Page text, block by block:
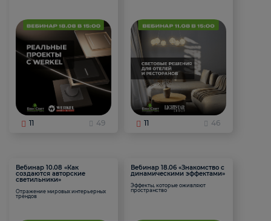
11 49 11 46
Вебинар 10.08 «Как
создаются авторские
светильники»
Отражение мировых интерьерных
трендов
Вебинар 18.06 «Знакомство с
динамическими эффектами»
Эффекты, которые оживляют
пространство